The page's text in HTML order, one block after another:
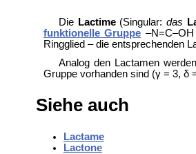
Die Lactime(Singular:das
funktionelle Gruppe
Ringglied – die entsprechenden
Analog den Lactamen
Gruppe vorhanden sind (γ = 3, δ
Siehe auch
Lactame
Lactone